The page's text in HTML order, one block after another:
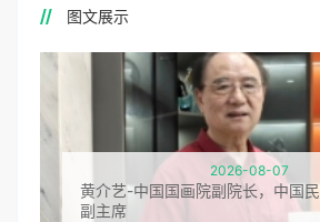
图文展示
2026-08-07
黄介艺-中国国画院副院长，中国
副主席